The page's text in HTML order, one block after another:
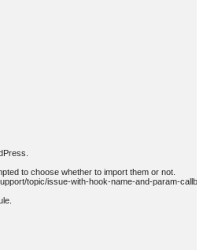
to choose whether to import them or not.
topic/issue-with-hook-name-and-param-callback/).